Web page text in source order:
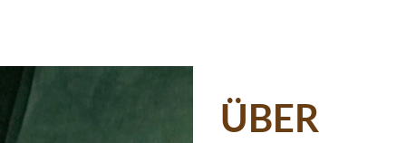
ÜBER